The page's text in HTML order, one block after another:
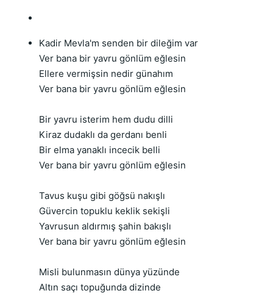
Kadir Mevla'm senden bir dileğim var
Ver bana bir yavru gönlüm eğlesin
Ellere vermişsin nedir günahım
Ver bana bir yavru gönlüm eğlesin
Bir yavru isterim hem dudu dilli
Kiraz dudaklı da gerdanı benli
Bir elma yanaklı incecik belli
Ver bana bir yavru gönlüm eğlesin
Tavus kuşu gibi göğsü nakışlı
Güvercin topuklu keklik sekişli
Yavrusun aldırmış şahin bakışlı
Ver bana bir yavru gönlüm eğlesin
Misli bulunmasın dünya yüzünde
Altın saçı topuğunda dizinde